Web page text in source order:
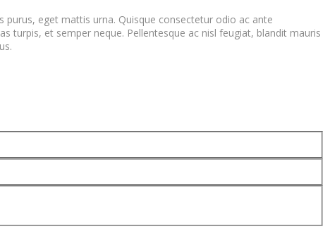
eget mattis urna. Quisque consectetur odio ac ante
turpis, et semper neque. Pellentesque ac nisl feugiat, blandit mauris